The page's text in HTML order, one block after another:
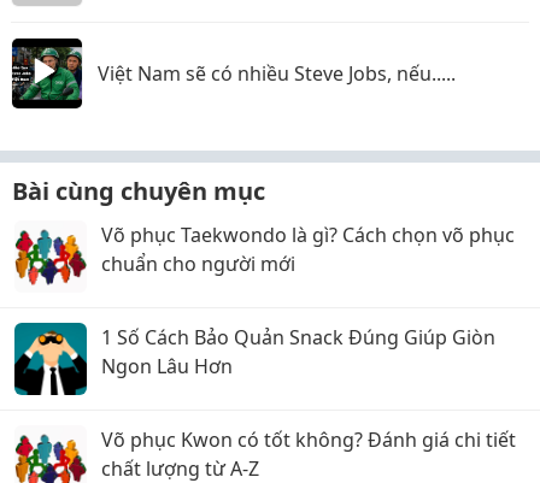
Việt Nam sẽ có nhiều Steve Jobs, nếu.....
Bài cùng chuyên mục
Võ phục Taekwondo là gì? Cách chọn võ phục
chuẩn cho người mới
1 Số Cách Bảo Quản Snack Đúng Giúp Giòn
Ngon Lâu Hơn
Võ phục Kwon có tốt không? Đánh giá chi tiết
chất lượng từ A-Z